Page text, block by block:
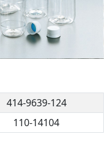
414-9639-124
110-14104